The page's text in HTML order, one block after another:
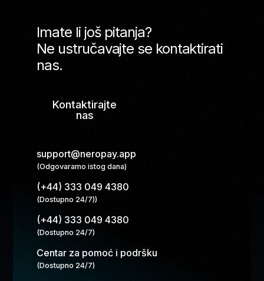
Imate li još pitanja?
Ne ustručavajte se kontaktirati
nas.
Kontaktirajte
nas
support@neropay.app
(Odgovaramo istog dana)
(+44) 333 049 4380
(Dostupno 24/7))
(+44) 333 049 4380
(Dostupno 24/7)
Centar za pomoć i podršku
(Dostupno 24/7)